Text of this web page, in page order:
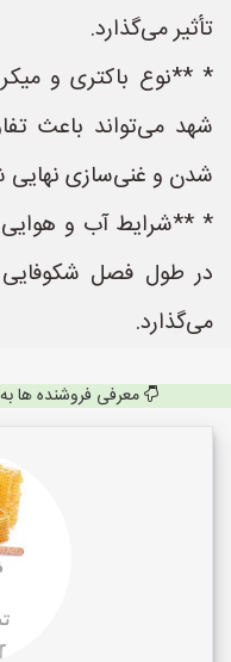
تأثیر می‌گذارد.
* **نوع باکتری و
شهد می‌تواند باعث
شدن و غنی‌سازی نهایی
* **شرایط آب و
در طول فصل شکوفایی
می‌گذارد.
معرفی فروشنده ها